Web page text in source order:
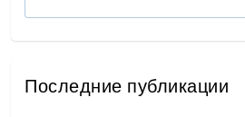
Последние публикации